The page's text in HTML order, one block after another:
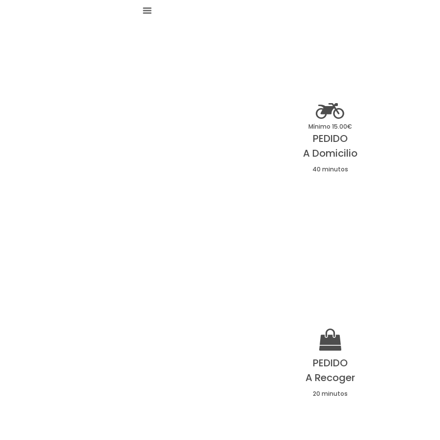


Mínimo 15.00€
PEDIDO
A Domicilio
40 minutos

PEDIDO
A Recoger
20 minutos